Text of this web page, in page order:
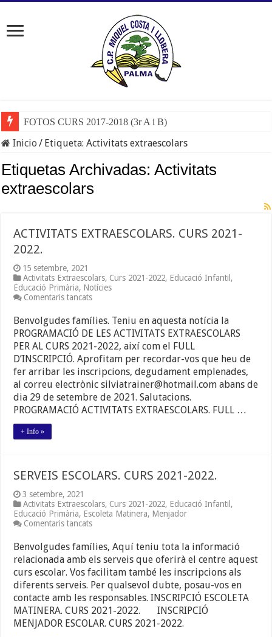
FOTOS CURS 2017-2018 (3r A i B)
Inicio / Etiqueta:Activitats extraescolars
Etiquetas Archivadas:Activitats
extraescolars
ACTIVITATS EXTRAESCOLARS. CURS 2021-
2022.
15 setembre, 2021
Activitats Extraescolars, Curs 2021-2022, Educació Infantil ,
Educació Primària, Notícies
Comentaris tancatsa
EXTRAESCOLARS.
CURS
2021-
2022.
Benvolgudes famílies. Teniu en aquesta notícia la
PROGRAMACIÓ DE LES ACTIVITATS EXTRAESCOLARS
PER AL CURS 2021-2022, així com el FULL
D’INSCRIPCIÓ. Aprofitam per recordar-vos que heu de
fer arribar les inscripcions, degudament emplenades,
al correu electrònic silviatrainer@hotmail.com abans de
dia 29 de setembre de 2021. Salutacions.
PROGRAMACIÓ ACTIVITATS EXTRAESCOLARS. FULL …
+ Info »
SERVEIS ESCOLARS. CURS 2021-2022.
3 setembre, 2021
Activitats Extraescolars, Curs 2021-2022, Educació Infantil ,
Educació Primària, Escoleta Matinera, Menjador
Comentaris tancatsa
ESCOLARS.
CURS
2021-
2022.
Benvolgudes famílies, Aquí teniu tota la informació
relacionada amb els serveis que oferirà el centre aquest
curs escolar. Vos facilitam també les inscripcions als
diferents serveis. Per qualsevol dubte, posau-vos en
contacte amb les responsables. INSCRIPCIÓ ESCOLETA
MATINERA. CURS 2021-2022. INSCRIPCIÓ
MENJADOR ESCOLAR. CURS 2021-2022.